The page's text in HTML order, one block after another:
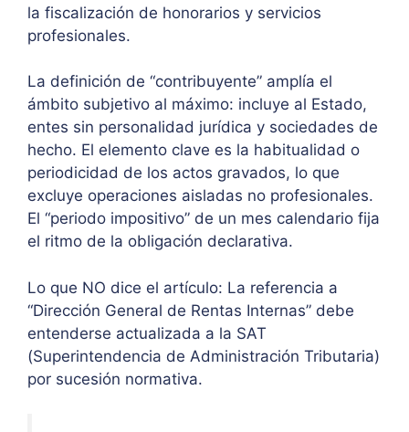
la fiscalización de honorarios y servicios
profesionales.
La definición de “contribuyente” amplía el
ámbito subjetivo al máximo: incluye al Estado,
entes sin personalidad jurídica y sociedades de
hecho. El elemento clave es la habitualidad o
periodicidad de los actos gravados, lo que
excluye operaciones aisladas no profesionales.
El “periodo impositivo” de un mes calendario fija
el ritmo de la obligación declarativa.
Lo que NO dice el artículo: La referencia a
“Dirección General de Rentas Internas” debe
entenderse actualizada a la SAT
(Superintendencia de Administración Tributaria)
por sucesión normativa.